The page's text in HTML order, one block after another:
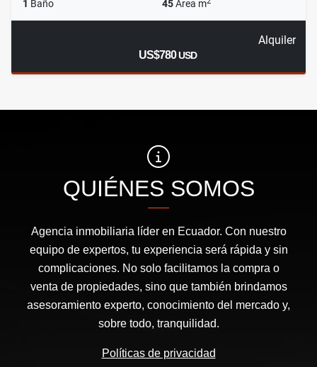
1 Baño 45Área m
Alquiler
US$780USD
QUIÉNES SOMOS
Agencia inmobiliaria líder en Ecuador. Con nuestro
equipo de expertos, tu experiencia será rápida y sin
complicaciones. No solo facilitamos la compra o
venta de propiedades, sino que también brindamos
asesoramiento experto, conocimiento del mercado y,
sobre todo, tranquilidad.
Políticas de privacidad